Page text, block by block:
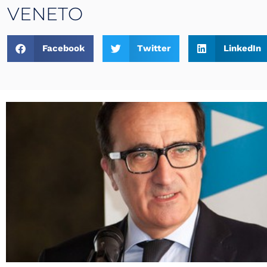
VENETO
Facebook Twitter LinkedIn